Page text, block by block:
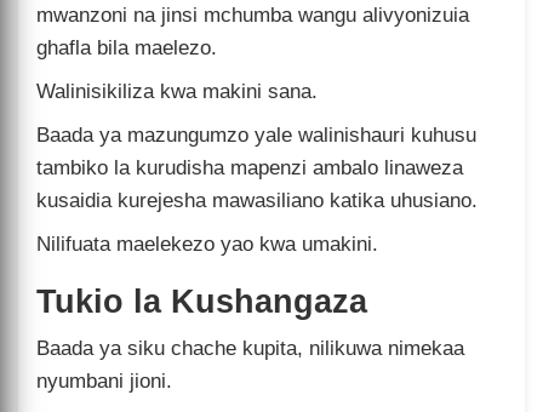
mwanzoni na jinsi mchumba wangu alivyonizuia
ghafla bila maelezo.
Walinisikiliza kwa makini sana.
Baada ya mazungumzo yale walinishauri kuhusu
tambiko la kurudisha mapenzi ambalo linaweza
kusaidia kurejesha mawasiliano katika uhusiano.
Nilifuata maelekezo yao kwa umakini.
Tukio la Kushangaza
Baada ya siku chache kupita, nilikuwa nimekaa
nyumbani jioni.